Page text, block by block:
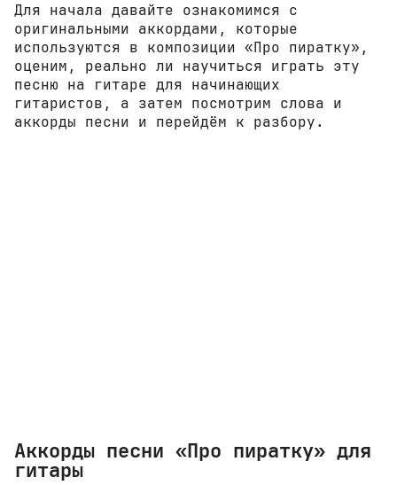
Для начала давайте ознакомимся с
оригинальными аккордами, которые
используются в композиции «Про пиратку»,
оценим, реально ли научиться играть эту
песню на гитаре для начинающих
гитаристов, а затем посмотрим слова и
аккорды песни и перейдём к разбору.
Аккорды песни «Про пиратку» для
гитары